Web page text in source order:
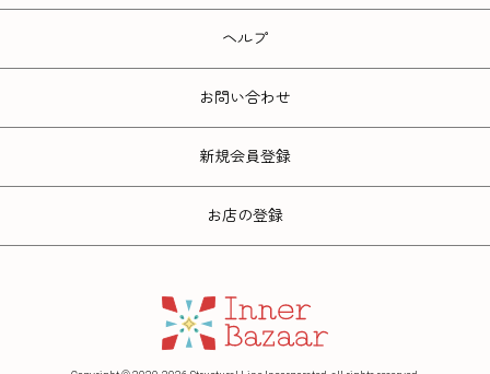
ヘルプ
お問い合わせ
新規会員登録
お店の登録